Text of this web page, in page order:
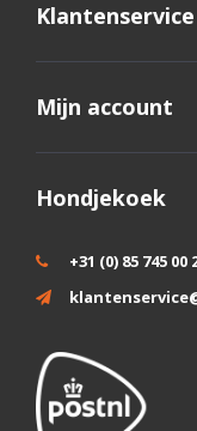
Klantenservice
Mijn account
Hondjekoek
+31 (0) 85 745 00